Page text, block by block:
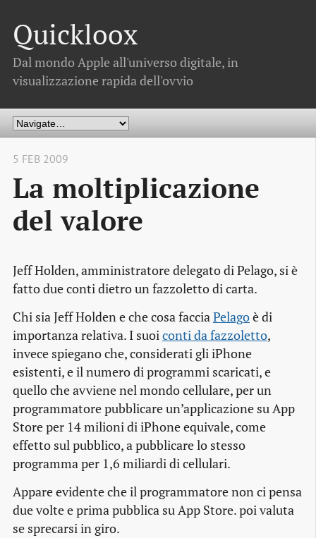
Quickloox
Dal mondo Apple all'universo digitale, in
visualizzazione rapida dell'ovvio
5 FEB 2009
La moltiplicazione
del valore
Jeff Holden, amministratore delegato di Pelago, si è
fatto due conti dietro un fazzoletto di carta.
Chi sia Jeff Holden e che cosa facciaPelagoè di
importanza relativa. I suoiconti da fazzoletto,
invece spiegano che, considerati gli iPhone
esistenti, e il numero di programmi scaricati, e
quello che avviene nel mondo cellulare, per un
programmatore pubblicare un’applicazione su App
Store per 14 milioni di iPhone equivale, come
effetto sul pubblico, a pubblicare lo stesso
programma per 1,6 miliardi di cellulari.
Appare evidente che il programmatore non ci pensa
due volte e prima pubblica su App Store. poi valuta
se sprecarsi in giro.